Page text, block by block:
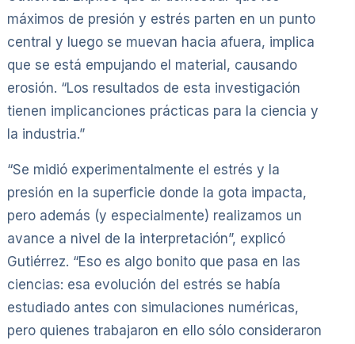
máximos de presión y estrés parten en un punto
central y luego se muevan hacia afuera, implica
que se está empujando el material, causando
erosión. “Los resultados de esta investigación
tienen implicanciones prácticas para la ciencia y
la industria.”
“Se midió experimentalmente el estrés y la
presión en la superficie donde la gota impacta,
pero además (y especialmente) realizamos un
avance a nivel de la interpretación”, explicó
Gutiérrez. “Eso es algo bonito que pasa en las
ciencias: esa evolución del estrés se había
estudiado antes con simulaciones numéricas,
pero quienes trabajaron en ello sólo consideraron